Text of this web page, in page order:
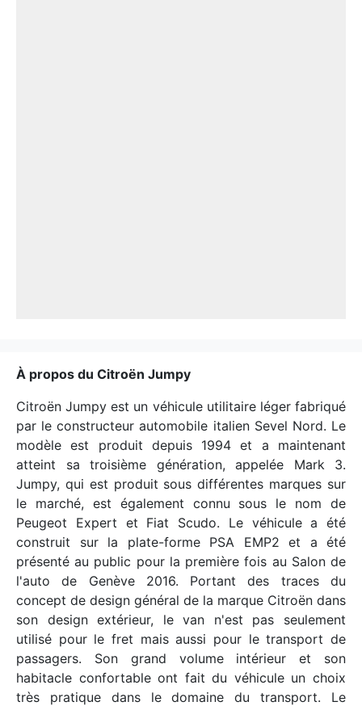
À propos du Citroën Jumpy
Citroën Jumpy est un véhicule utilitaire léger fabriqué
par le constructeur automobile italien Sevel Nord. Le
modèle est produit depuis 1994 et a maintenant
atteint sa troisième génération, appelée Mark 3.
Jumpy, qui est produit sous différentes marques sur
le marché, est également connu sous le nom de
Peugeot Expert et Fiat Scudo. Le véhicule a été
construit sur la plate-forme PSA EMP2 et a été
présenté au public pour la première fois au Salon de
l'auto de Genève 2016. Portant des traces du
concept de design général de la marque Citroën dans
son design extérieur, le van n'est pas seulement
utilisé pour le fret mais aussi pour le transport de
passagers. Son grand volume intérieur et son
habitacle confortable ont fait du véhicule un choix
très pratique dans le domaine du transport. Le